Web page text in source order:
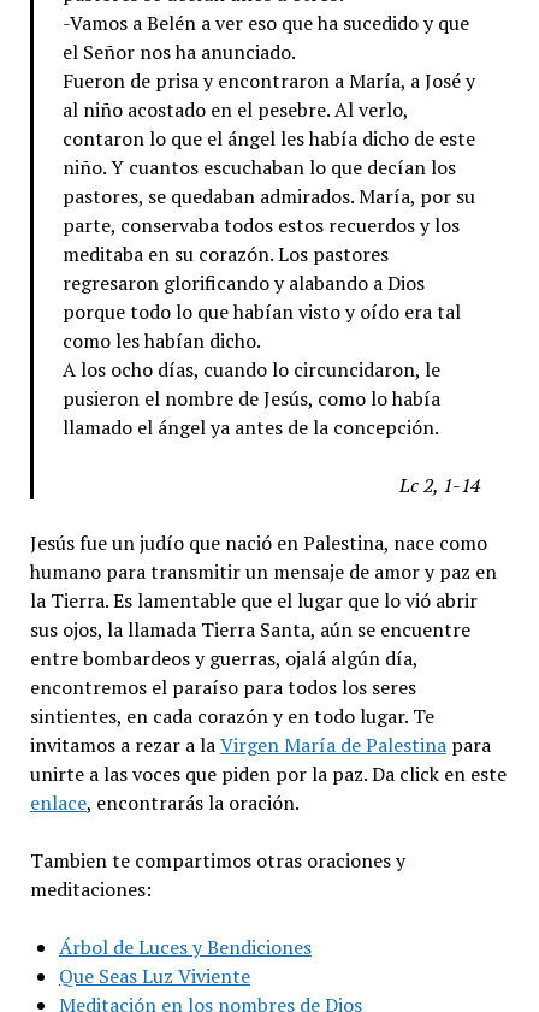
-Vamos a Belén a ver eso que ha sucedido y que
el Señor nos ha anunciado.
Fueron de prisa y encontraron a María, a José y
al niño acostado en el pesebre. Al verlo,
contaron lo que el ángel les había dicho de este
niño. Y cuantos escuchaban lo que decían los
pastores, se quedaban admirados. María, por su
parte, conservaba todos estos recuerdos y los
meditaba en su corazón. Los pastores
regresaron glorificando y alabando a Dios
porque todo lo que habían visto y oído era tal
como les habían dicho.
A los ocho días, cuando lo circuncidaron, le
pusieron el nombre de Jesús, como lo había
llamado el ángel ya antes de la concepción.
Lc 2, 1-14
Jesús fue un judío que nació en Palestina, nace como
humano para transmitir un mensaje de amor y paz en
la Tierra. Es lamentable que el lugar que lo vió abrir
sus ojos, la llamada Tierra Santa, aún se encuentre
entre bombardeos y guerras, ojalá algún día,
encontremos el paraíso para todos los seres
sintientes, en cada corazón y en todo lugar. Te
invitamos a rezar a laVirgen María de Palestinapara
unirte a las voces que piden por la paz. Da click en este
enlace, encontrarás la oración.
Tambien te compartimos otras oraciones y
meditaciones:
Árbol de Luces y Bendiciones
Que Seas Luz Viviente
Meditación en los nombres de Dios